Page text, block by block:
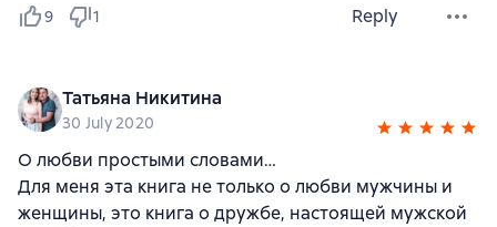
9 1 Reply
Татьяна Никитина
30 July 2020
О любви простыми словами…
Для меня эта книга не только о любви мужчины и
женщины, это книга о дружбе, настоящей мужской